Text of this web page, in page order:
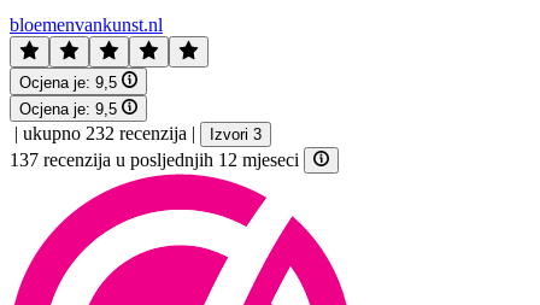
bloemenvankunst.nl
Ocjena je: 9,5
Ocjena je: 9,5
| ukupno 232 recenzija | Izvori 3
137 recenzija u posljednjih 12 mjeseci